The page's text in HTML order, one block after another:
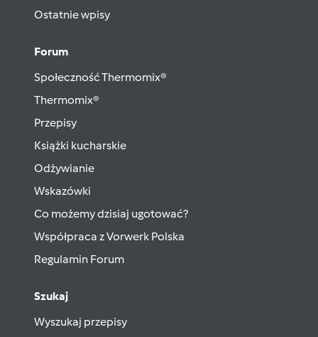
Ostatnie wpisy
Forum
Społeczność Thermomix®
Thermomix®
Przepisy
Książki kucharskie
Odżywianie
Wskazówki
Co możemy dzisiaj ugotować?
Współpraca z Vorwerk Polska
Regulamin Forum
Szukaj
Wyszukaj przepisy